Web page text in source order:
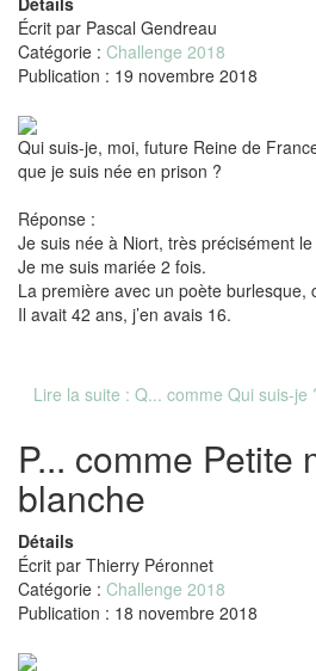
Écrit par Pascal Gendreau
Catégorie : Challenge 2018
Publication : 19 novembre 2018
Qui suis-je, moi, future Reine de
que je suis née en prison ?
Réponse :
Je suis née à Niort, très précisément
Je me suis mariée 2 fois.
La première avec un poète burlesque,
Il avait 42 ans, j’en avais 16.
Lire la suite : Q... comme Qui suis-je
P... comme Petite
blanche
Détails
Écrit par Thierry Péronnet
Catégorie : Challenge 2018
Publication : 18 novembre 2018